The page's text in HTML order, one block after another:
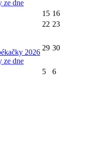
ze dne
15 16
22 23
2026
ze dne
29 30
5 6